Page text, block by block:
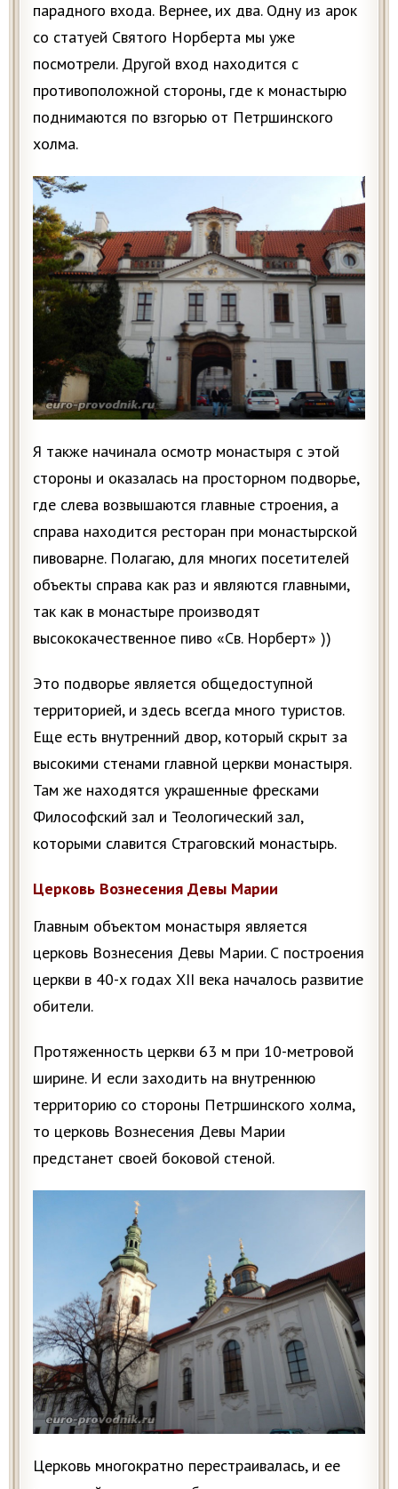
парадного входа. Вернее, их два. Одну из арок
со статуей Святого Норберта мы уже
посмотрели. Другой вход находится с
противоположной стороны, где к монастырю
поднимаются по взгорью от Петршинского
холма.
Я также начинала осмотр монастыря с этой
стороны и оказалась на просторном подворье,
где слева возвышаются главные строения, а
справа находится ресторан при монастырской
пивоварне. Полагаю, для многих посетителей
объекты справа как раз и являются главными,
так как в монастыре производят
высококачественное пиво «Св. Норберт» ))
Это подворье является общедоступной
территорией, и здесь всегда много туристов.
Еще есть внутренний двор, который скрыт за
высокими стенами главной церкви монастыря.
Там же находятся украшенные фресками
Философский зал и Теологический зал,
которыми славится Страговский монастырь.
Церковь Вознесения Девы Марии
Главным объектом монастыря является
церковь Вознесения Девы Марии. С построения
церкви в 40-х годах XII века началось развитие
обители.
Протяженность церкви 63 м при 10-метровой
ширине. И если заходить на внутреннюю
территорию со стороны Петршинского холма,
то церковь Вознесения Девы Марии
предстанет своей боковой стеной.
Церковь многократно перестраивалась, и ее